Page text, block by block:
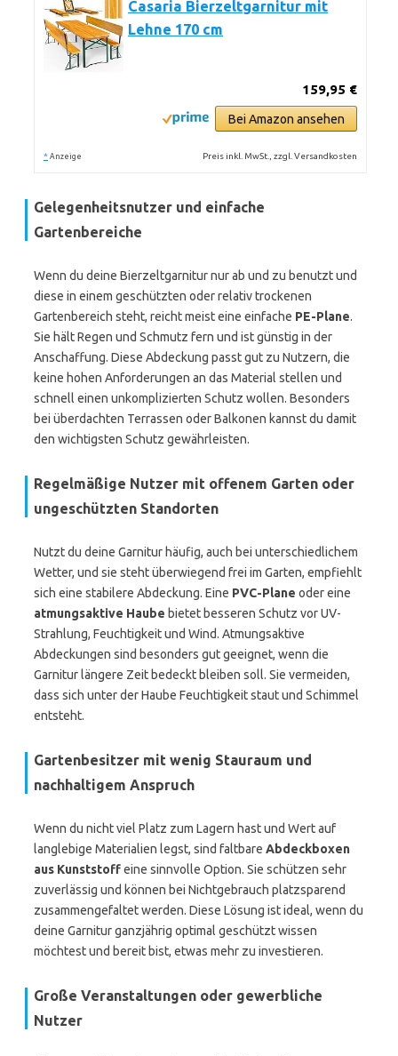
Casaria Bierzeltgarnitur mit
Lehne 170 cm
159,95 €
Bei Amazon ansehen
* Anzeige Preis inkl. MwSt., zzgl. Versandkosten
Gelegenheitsnutzer und einfache
Gartenbereiche
Wenn du deine Bierzeltgarnitur nur ab und zu benutzt und
diese in einem geschützten oder relativ trockenen
Gartenbereich steht, reicht meist eine einfache PE-Plane.
Sie hält Regen und Schmutz fern und ist günstig in der
Anschaffung. Diese Abdeckung passt gut zu Nutzern, die
keine hohen Anforderungen an das Material stellen und
schnell einen unkomplizierten Schutz wollen. Besonders
bei überdachten Terrassen oder Balkonen kannst du damit
den wichtigsten Schutz gewährleisten.
Regelmäßige Nutzer mit offenem Garten oder
ungeschützten Standorten
Nutzt du deine Garnitur häufig, auch bei unterschiedlichem
Wetter, und sie steht überwiegend frei im Garten, empfiehlt
sich eine stabilere Abdeckung. Eine PVC-Plane oder eine
atmungsaktive Haube bietet besseren Schutz vor UV-
Strahlung, Feuchtigkeit und Wind. Atmungsaktive
Abdeckungen sind besonders gut geeignet, wenn die
Garnitur längere Zeit bedeckt bleiben soll. Sie vermeiden,
dass sich unter der Haube Feuchtigkeit staut und Schimmel
entsteht.
Gartenbesitzer mit wenig Stauraum und
nachhaltigem Anspruch
Wenn du nicht viel Platz zum Lagern hast und Wert auf
langlebige Materialien legst, sind faltbare Abdeckboxen
aus Kunststoffeine sinnvolle Option. Sie schützen sehr
zuverlässig und können bei Nichtgebrauch platzsparend
zusammengefaltet werden. Diese Lösung ist ideal, wenn du
deine Garnitur ganzjährig optimal geschützt wissen
möchtest und bereit bist, etwas mehr zu investieren.
Große Veranstaltungen oder gewerbliche
Nutzer